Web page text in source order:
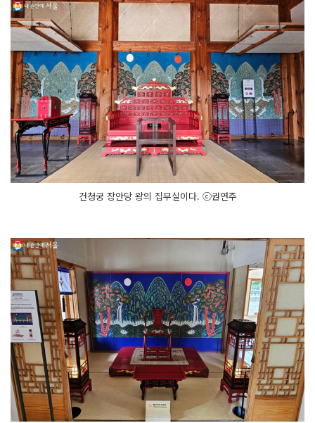
건청궁 장안당 왕의 집무실이다. ⓒ권연주